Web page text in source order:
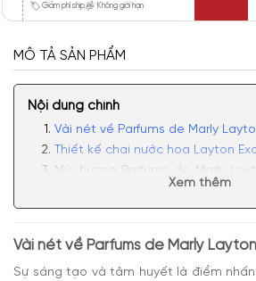
Giảm phí ship Không giới hạn
MÔ TẢ SẢN PHẨM
Nội dung chính
Vài nét về Parfums de Marly
Thiết kế chai nước hoa Layton
Mùi hương Parfums de Marly
Có nên mua nước hoa unisex
Xem thêm
Vài nét về Parfums de Marly Layton
Sự sáng tạo và tâm huyết là điểm